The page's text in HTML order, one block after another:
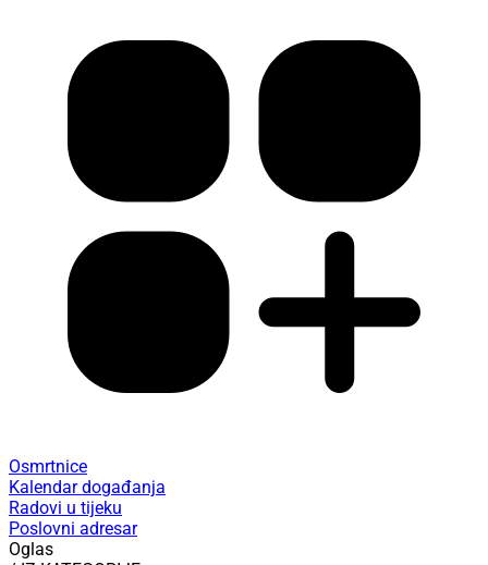
Osmrtnice
Kalendar događanja
Radovi u tijeku
Poslovni adresar
Oglas